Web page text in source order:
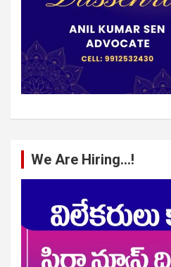
We Are Hiring…!